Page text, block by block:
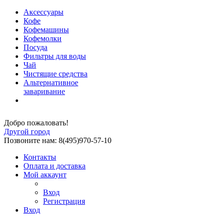
Аксессуары
Кофе
Кофемашины
Кофемолки
Посуда
Фильтры для воды
Чай
Чистящие средства
Альтернативное
заваривание
Добро пожаловать!
Другой город
Позвоните нам: 8(495)970-57-10
Контакты
Оплата и доставка
Мой аккаунт
Вход
Регистрация
Вход